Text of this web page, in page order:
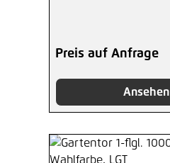
Preis auf Anfrage
Ansehen